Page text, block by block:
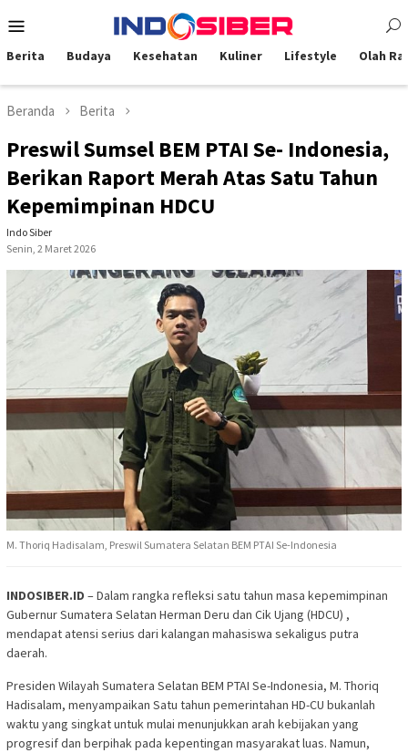
ke
Mobile
Berita Budaya Kesehatan Kuliner Lifestyle Olah
Beranda Berita
Preswil Sumsel BEM PTAI Se- Indonesia,
Berikan Raport Merah Atas Satu Tahun
Kepemimpinan HDCU
Indo Siber
Senin, 2 Maret 2026
M. Thoriq Hadisalam, Preswil Sumatera Selatan BEM PTAI Se-Indonesia
INDOSIBER.ID – Dalam rangka refleksi satu tahun masa kepemimpinan
Gubernur Sumatera Selatan Herman Deru dan Cik Ujang (HDCU) ,
mendapat atensi serius dari kalangan mahasiswa sekaligus putra
daerah.
Presiden Wilayah Sumatera Selatan BEM PTAI Se-Indonesia, M. Thoriq
Hadisalam, menyampaikan Satu tahun pemerintahan HD-CU bukanlah
waktu yang singkat untuk mulai menunjukkan arah kebijakan yang
progresif dan berpihak pada kepentingan masyarakat luas. Namun,